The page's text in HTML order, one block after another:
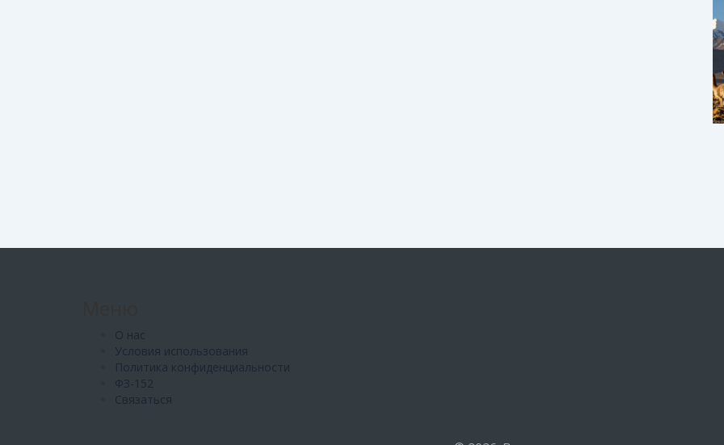
О нас
Условия использования
Политика конфиденциальности
ФЗ-152
Связаться